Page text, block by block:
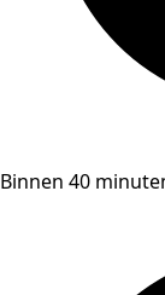
Binnen 40